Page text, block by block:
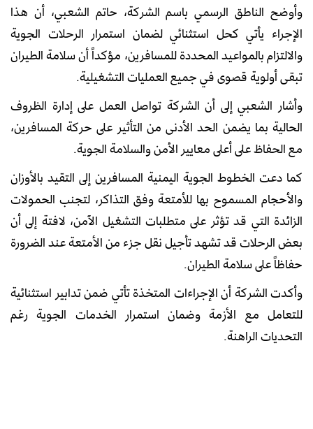
وأوضح الناطق الرسمي باسم الشركة، حاتم الشعبي، أن هذا
الإجراء يأتي كحل استثنائي لضمان استمرار الرحلات الجوية
والالتزام بالمواعيد المحددة للمسافرين، مؤكداً أن سلامة الطيران
تبقى أولوية قصوى في جميع العمليات التشغيلية.
وأشار الشعبي إلى أن الشركة تواصل العمل على إدارة الظروف
الحالية بما يضمن الحد الأدنى من التأثير على حركة المسافرين،
مع الحفاظ على أعلى معايير الأمن والسلامة الجوية.
كما دعت الخطوط الجوية اليمنية المسافرين إلى التقيد بالأوزان
والأحجام المسموح بها للأمتعة وفق التذاكر، لتجنب الحمولات
الزائدة التي قد تؤثر على متطلبات التشغيل الآمن، لافتة إلى أن
بعض الرحلات قد تشهد تأجيل نقل جزء من الأمتعة عند الضرورة
حفاظاً على سلامة الطيران.
وأكدت الشركة أن الإجراءات المتخذة تأتي ضمن تدابير استثنائية
للتعامل مع الأزمة وضمان استمرار الخدمات الجوية رغم
التحديات الراهنة.